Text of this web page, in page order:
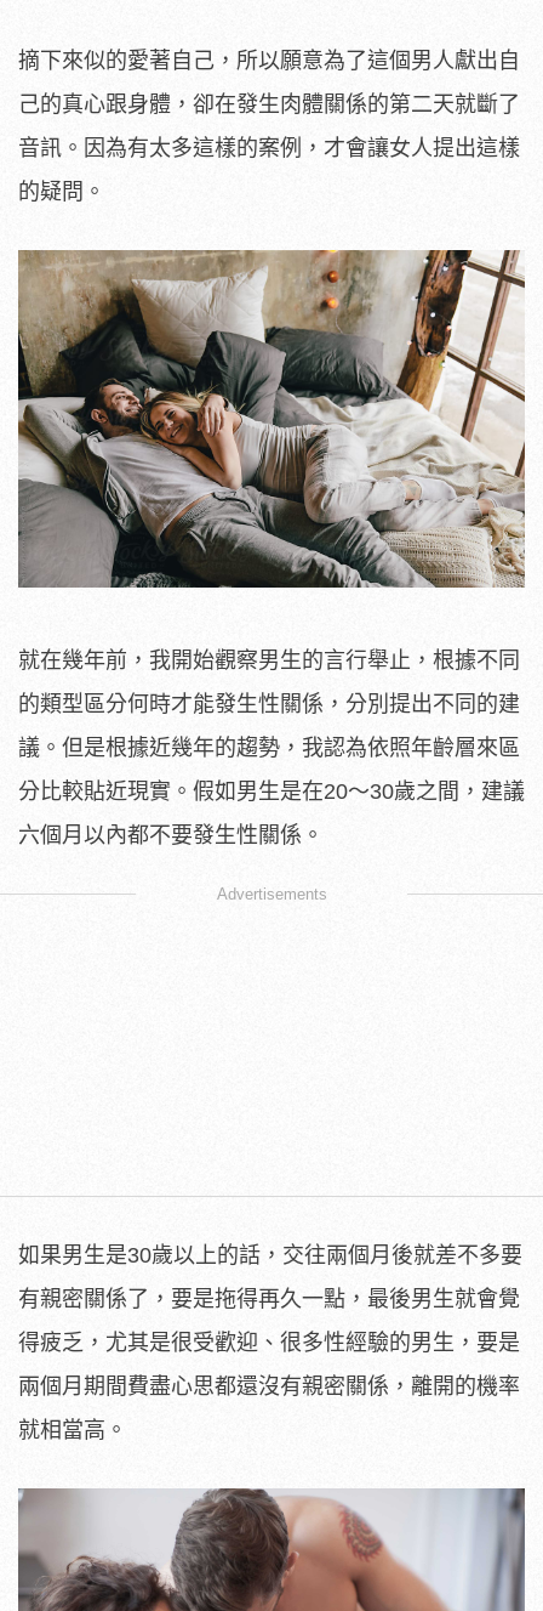
摘下來似的愛著自己，所以願意為了這個男人獻出自
己的真心跟身體，卻在發生肉體關係的第二天就斷了
音訊。因為有太多這樣的案例，才會讓女人提出這樣
的疑問。
就在幾年前，我開始觀察男生的言行舉止，根據不同
的類型區分何時才能發生性關係，分別提出不同的建
議。但是根據近幾年的趨勢，我認為依照年齡層來區
分比較貼近現實。假如男生是在20～30歲之間，建議
六個月以內都不要發生性關係。
Advertisements
如果男生是30歲以上的話，交往兩個月後就差不多要
有親密關係了，要是拖得再久一點，最後男生就會覺
得疲乏，尤其是很受歡迎、很多性經驗的男生，要是
兩個月期間費盡心思都還沒有親密關係，離開的機率
就相當高。